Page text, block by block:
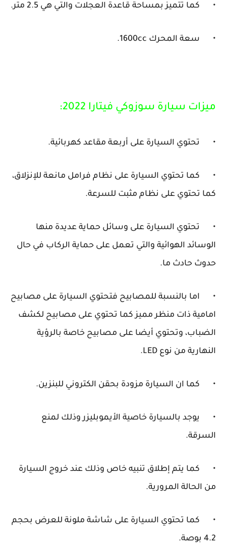
• كما تتميز بمساحة قاعدة العجلات والتي هي 2.5 متر.
• سعة المحرك 1600cc.
ميزات سيارة سوزوكي فيتارا 2022:
• تحتوي السيارة على أربعة مقاعد كهربائية.
•
كما تحتوي السيارة على نظام فرامل مانعة للإنزلاق،
كما تحتوي على نظام مثبت للسرعة.
•
تحتوي السيارة على وسائل حماية عديدة منها
الوسائد الهوائية والتي تعمل على حماية الركاب في حال
حدوث حادث ما.
•
اما بالنسبة للمصابيح فتحتوي السيارة على مصابيح
امامية ذات منظر مميز كما تحتوي على مصابيح لكشف
الضباب، وتحتوي أيضا على مصابيح خاصة بالرؤية
النهارية من نوع LED.
• كما ان السيارة مزودة بحقن الكتروني للبنزين.
•
يوجد بالسيارة خاصية الأيموبليزر وذلك لمنع
السرقة.
•
كما يتم إطلاق تنبيه خاص وذلك عند خروج السيارة
من الحالة المرورية.
•
كما تحتوي السيارة على شاشة ملونة للعرض بحجم
4.2 بوصة.